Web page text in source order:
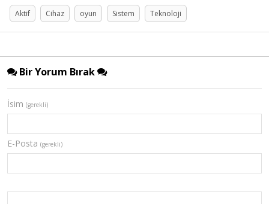
Aktif Cihaz oyun Sistem Teknoloji
Bir Yorum Bırak
İsim (gerekli)
E-Posta (gerekli)